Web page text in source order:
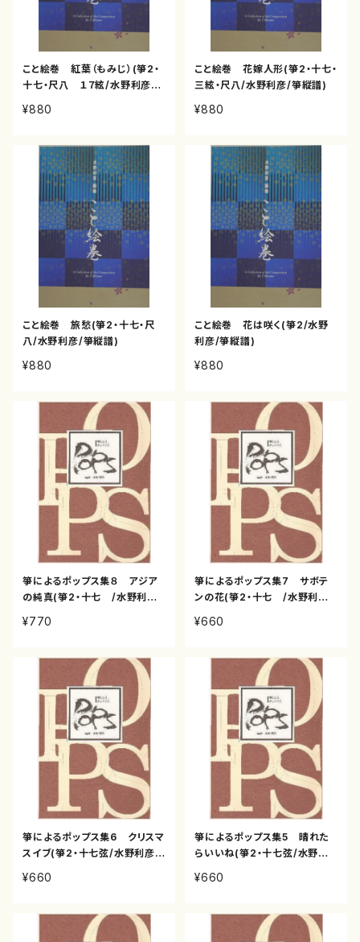
こと絵巻 紅葉（もみじ）(箏2・
十七・尺八 １７絃/水野利彦/
¥880
こと絵巻 花嫁人形(箏2・十七・
三絃・尺八/水野利彦/箏縦譜)
¥880
こと絵巻 旅愁(箏2・十七・尺
八/水野利彦/箏縦譜)
¥880
こと絵巻 花は咲く(箏2/水野
利彦/箏縦譜)
¥880
箏によるポップス集８ アジア
の純真(箏2・十七 /水野利彦・
¥770
箏によるポップス集7 サボテ
ンの花(箏2・十七 /水野利彦・
¥660
箏によるポップス集6 クリスマ
スイブ(箏2・十七弦/水野利彦・
¥660
箏によるポップス集5 晴れた
らいいね(箏2・十七弦/水野利
¥660